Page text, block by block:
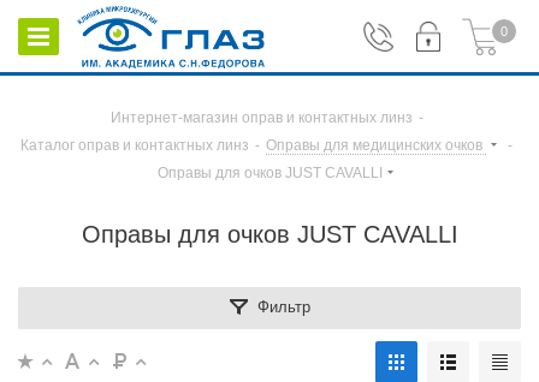
0
Интернет-магазин оправ и контактных линз -
Каталог оправ и контактных линз - Оправы для медицинских очков
-
Оправы для очков JUST CAVALLI
Оправы для очков JUST CAVALLI
Фильтр